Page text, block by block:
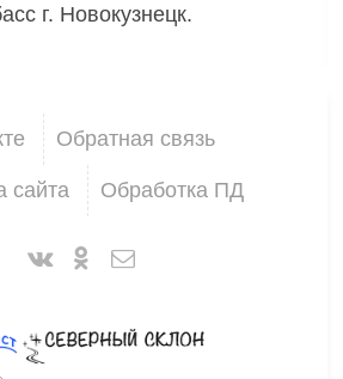
г. Новокузнецк.
Обратная связь
сайта Обработка ПД